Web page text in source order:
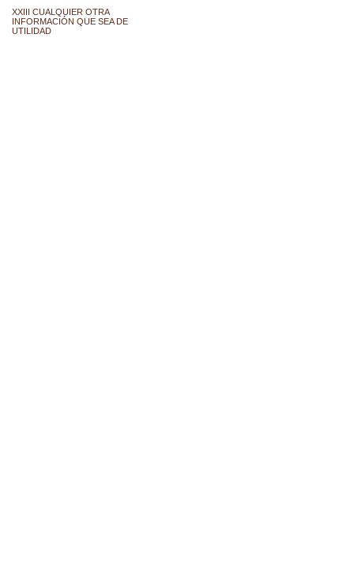
XXIII CUALQUIER OTRA
INFORMACIÓN QUE SEA DE
UTILIDAD